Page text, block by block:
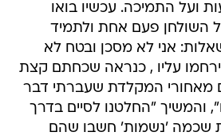
ועל התמיכה. עכשיו בואו
השולחן פעם אחת ולתמיד
אני לא מסכן ובטח לא
עליו , כנראה שכחתם קצת
מאחורי המקלדת שעברתי דבר
והמשיך "החלטנו לסיים בדרך
שכמה 'נשמות' חשבו שהם